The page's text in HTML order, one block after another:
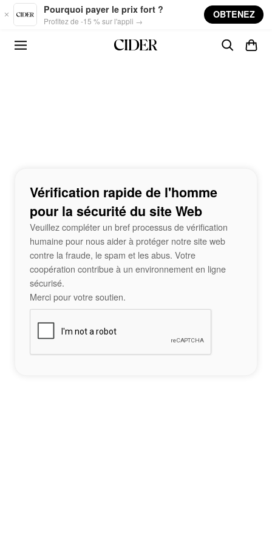
Skip to main content
Pourquoi payer le prix fort ?
Profitez de -15 % sur l'appli →
OBTENEZ
Vérification rapide de l'homme
pour la sécurité du site Web
Veuillez compléter un bref processus de vérification
humaine pour nous aider à protéger notre site web
contre la fraude, le spam et les abus. Votre
coopération contribue à un environnement en ligne
sécurisé.
Merci pour votre soutien.